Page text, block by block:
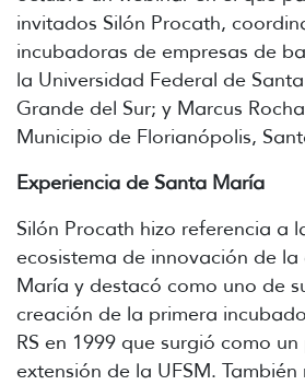
invitados Silón Procath,
incubadoras de empresas de
la Universidad Federal de
Grande del Sur; y Marcus
Municipio de Florianópolis,
Experiencia de Santa María
Silón Procath hizo referencia a
ecosistema de innovación de
María y destacó como uno de
creación de la primera
RS en 1999 que surgió como
extensión de la UFSM.